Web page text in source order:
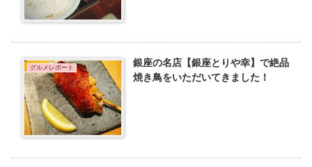
グルメレポート
銀座の名店【銀座とりや幸】で絶品
焼き鳥をいただいてきました！